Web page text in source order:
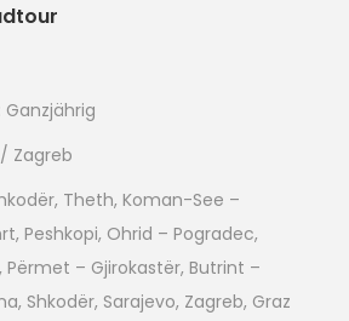
Zagreb
Theth, Koman-See –
Peshkopi, Ohrid – Pogradec,
Përmet – Gjirokastër, Butrint –
Shkodër, Sarajevo, Zagreb, Graz